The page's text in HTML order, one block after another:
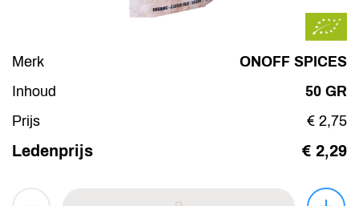
Merk
ONOFF SPICES
Inhoud
50 GR
Prijs
€ 2,75
Ledenprijs € 2,29